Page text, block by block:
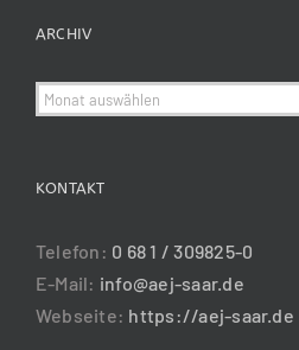
ARCHIV
Archiv
KONTAKT
Telefon: 0 68 1 / 309825-0
E-Mail: info@aej-saar.de
Webseite: https://aej-saar.de